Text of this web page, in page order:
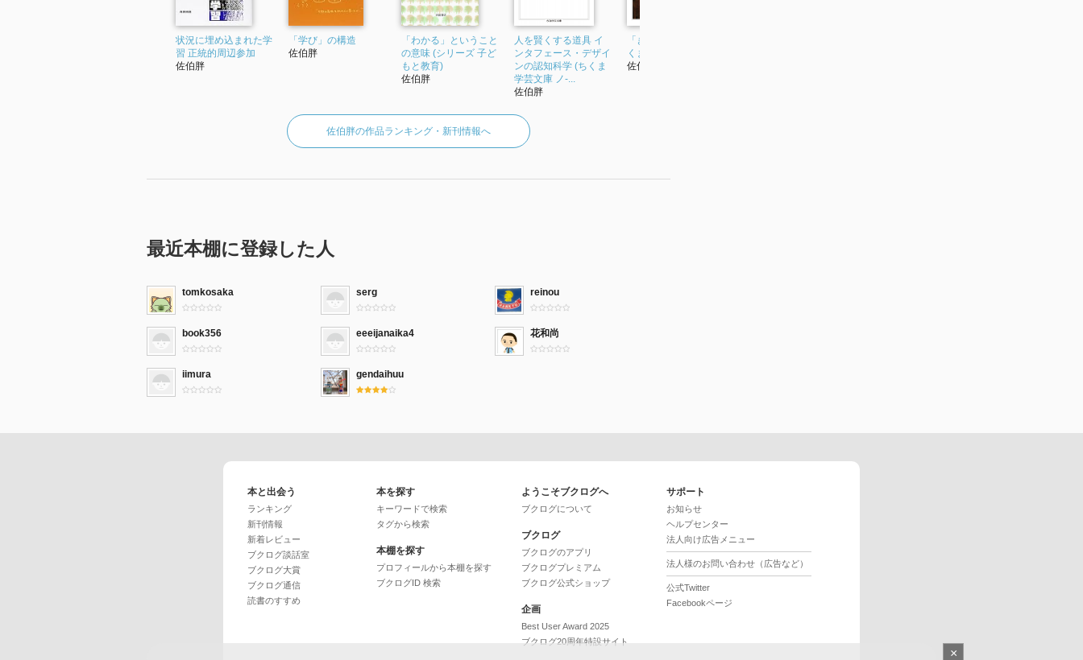
状況に埋め込まれた学
習 正統的周辺参加
佐伯胖
「学び」の構造
佐伯胖
「わかる」ということ
の意味 (シリーズ 子ど
もと教育)
佐伯胖
人を賢くする道具 イ
ンタフェース・デザイ
ンの認知科学 (ちくま
学芸文庫 ノ-...
佐伯胖
「きめ方」の論理 (ち
くま学芸文庫)
佐伯胖
佐伯胖の作品ランキング・新刊情報へ
最近本棚に登録した人
tomkosaka serg reinou
book356 eeeijanaika4 花和尚
iimura gendaihuu
本と出会う
ランキング
新刊情報
新着レビュー
ブクログ談話室
ブクログ大賞
ブクログ通信
読書のすすめ
本を探す
キーワードで検索
タグから検索
本棚を探す
プロフィールから本棚を探す
ブクログID 検索
ようこそブクログへ
ブクログについて
ブクログ
ブクログのアプリ
ブクログプレミアム
ブクログ公式ショップ
企画
Best User Award 2025
ブクログ20周年特設サイト
サポート
お知らせ
ヘルプセンター
法人向け広告メニュー
法人様のお問い合わせ（広告など）
公式Twitter
Facebookページ
×